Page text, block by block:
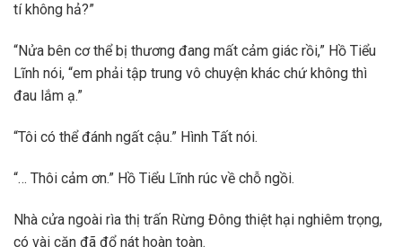
tí không hả?”
“Nửa bên cơ thể bị thương đang mất cảm giác rồi,” Hồ Tiểu
Lĩnh nói, “em phải tập trung vô chuyện khác chứ không thì
đau lắm ạ.”
“Tôi có thể đánh ngất cậu.” Hình Tất nói.
“… Thôi cảm ơn.” Hồ Tiểu Lĩnh rúc về chỗ ngồi.
Nhà cửa ngoài rìa thị trấn Rừng Đông thiệt hại nghiêm trọng,
có vài căn đã đổ nát hoàn toàn.